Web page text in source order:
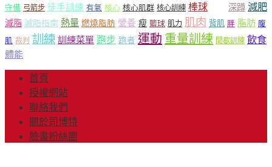
守備 弓箭步 徒手訓練 有氧 核心 核心肌群 核心訓練 棒球 深蹲 減肥
減脂 減脂指南 熱量 燃燒脂肪 營養 瘦 籃球 肌力 肌肉 背肌 胖 脂肪 腹
肌 裁判 訓練 訓練菜單 跑步 跑者 運動 重量訓練 間歇訓練 飲食
體能
首頁
授權網站
聯絡我們
關於司博特
臉書粉絲團